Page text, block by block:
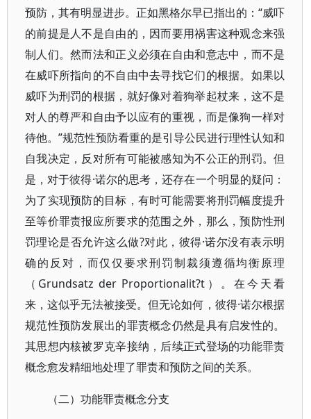
预防，其有明显进步。正如黑格尔早已指出的：“威吓
的前提是人不是自由的，因而要用祸害这种观念来强
制人们。然而法和正义必须在自由和意志中，而不是
在威吓所指向的不自由中去寻找它们的根据。如果以
威吓为刑罚的根据，就好像对着狗举起杖来，这不是
对人的尊严和自由予以应有的重视，而是像狗一样对
待他。”规范性预防看重的是引导公民进行理性认知和
自我决定，反对所有可能被感知为不公正的刑罚。但
是，对于彼得·诺尔的思考，还存在一个明显的疑问：
为了实现预防的目标，有时可能需要将刑罚幅度提升
至等价罪责报应所要求的范围之外，那么，预防性刑
罚理论是否允许这么做?对此，彼得·诺尔没有表示明
确的反对，而仅仅要求刑罚制裁须遵循均衡原理
（Grundsatz der Proportionalit?t）。在今天看
来，这似乎无法被接受。但无论如何，彼得·诺尔根据
规范性预防发展出的罪责概念仍然是具有启发性的。
其思想内核被罗克辛接纳，后续正式登场的功能罪责
概念愈发精细地处理了罪责和预防之间的关系。
（二）功能罪责概念分支